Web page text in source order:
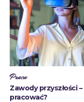
Praca
Zawody przyszłości
pracować?